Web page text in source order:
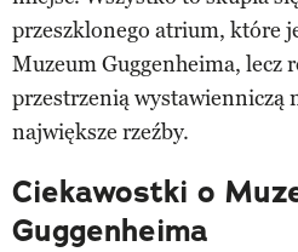
przeszklonego atrium, które
Muzeum Guggenheima, lecz
przestrzenią wystawienniczą
największe rzeźby.
Ciekawostki o
Guggenheima